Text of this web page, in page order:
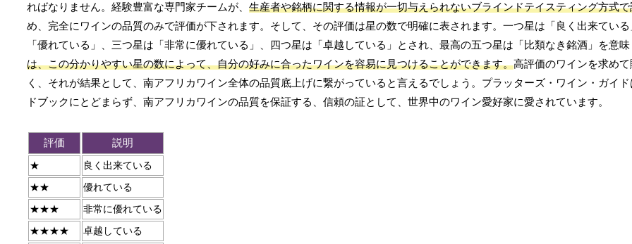
ればなりません。経験豊富な専門家チームが、 生産者や銘柄に関する情報が一切与えられないブラインドテイスティング方式
め、完全にワインの品質のみで評価が下されます。そして、その評価は星の数で明確に表されます。一つ星は「良く出来てい
「優れている」、三つ星は「非常に優れている」、四つ星は「卓越している」とされ、最高の五つ星は「比類なき銘酒」を意味
は、この分かりやすい星の数によって、自分の好みに合ったワインを容易に見つけることができます。高評価のワインを求め
く、それが結果として、南アフリカワイン全体の品質底上げに繋がっていると言えるでしょう。プラッターズ・ワイン・ガイ
ドブックにとどまらず、南アフリカワインの品質を保証する、信頼の証として、世界中のワイン愛好家に愛されています。
評価 説明
★ 良く出来ている
★★ 優れている
★★★ 非常に優れている
★★★★ 卓越している